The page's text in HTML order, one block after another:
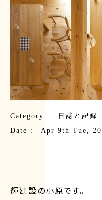
Category :
日誌と記録
Date : Apr 9th Tue,
輝建設の小原です。